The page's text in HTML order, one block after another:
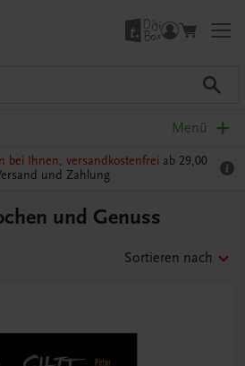
Menü
bei Ihnen, versandkostenfrei ab 29,00
und Zahlung
und Genuss
Sortieren nach